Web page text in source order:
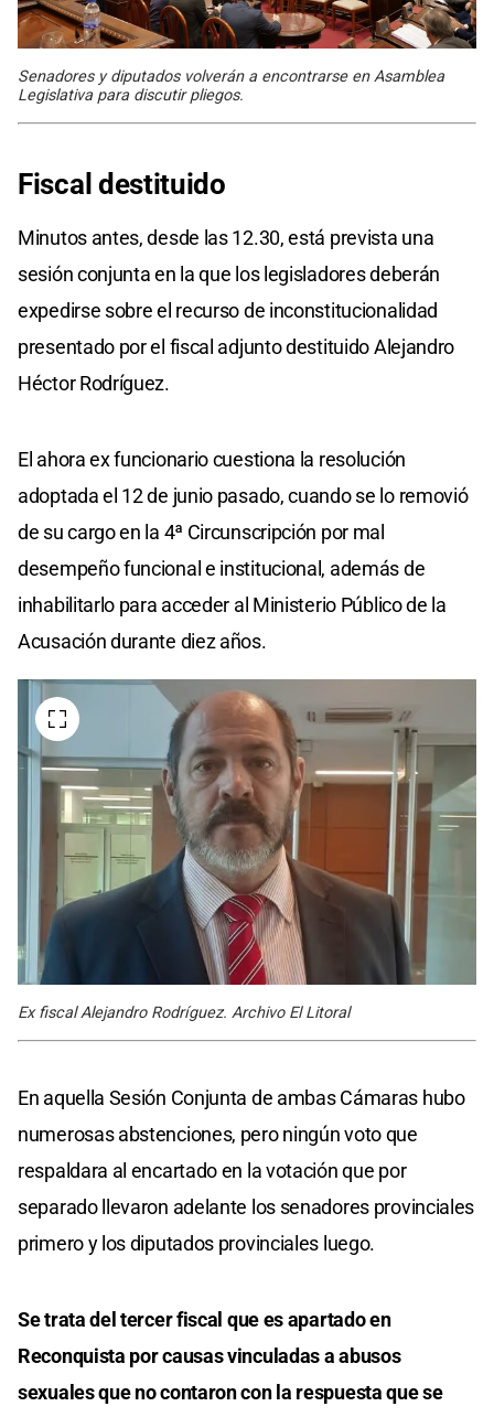
Senadores y diputados volverán a encontrarse en Asamblea
Legislativa para discutir pliegos.
Fiscal destituido
Minutos antes, desde las 12.30, está prevista una
sesión conjunta en la que los legisladores deberán
expedirse sobre el recurso de inconstitucionalidad
presentado por el fiscal adjunto destituido Alejandro
Héctor Rodríguez.
El ahora ex funcionario cuestiona la resolución
adoptada el 12 de junio pasado, cuando se lo removió
de su cargo en la 4ª Circunscripción por mal
desempeño funcional e institucional, además de
inhabilitarlo para acceder al Ministerio Público de la
Acusación durante diez años.
Ex fiscal Alejandro Rodríguez. Archivo El Litoral
En aquella Sesión Conjunta de ambas Cámaras hubo
numerosas abstenciones, pero ningún voto que
respaldara al encartado en la votación que por
separado llevaron adelante los senadores provinciales
primero y los diputados provinciales luego.
Se trata del tercer fiscal que es apartado en
Reconquista por causas vinculadas a abusos
sexuales que no contaron con la respuesta que se